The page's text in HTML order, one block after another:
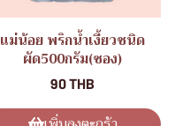
แม่น้อย พริกน้ำเงี้ยวชนิด
ผัด500กรัม(ซอง)
90 THB